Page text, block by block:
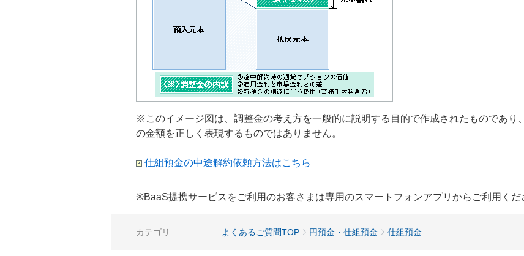
※このイメージ図は、調整金の考え方を一般的に説明する目的で作成されたものであり
の金額を正しく表現するものではありません。
仕組預金の中途解約依頼方法はこちら
※BaaS提携サービスをご利用のお客さまは専用のスマートフォンアプリからご利用くだ
カテゴリ よくあるご質問TOP 円預金・仕組預金 仕組預金